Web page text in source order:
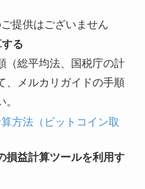
提供はございません
る
（総平均法、国税庁の計
、メルカリガイドの手順
方法（ビットコイン取
損益計算ツールを利用す